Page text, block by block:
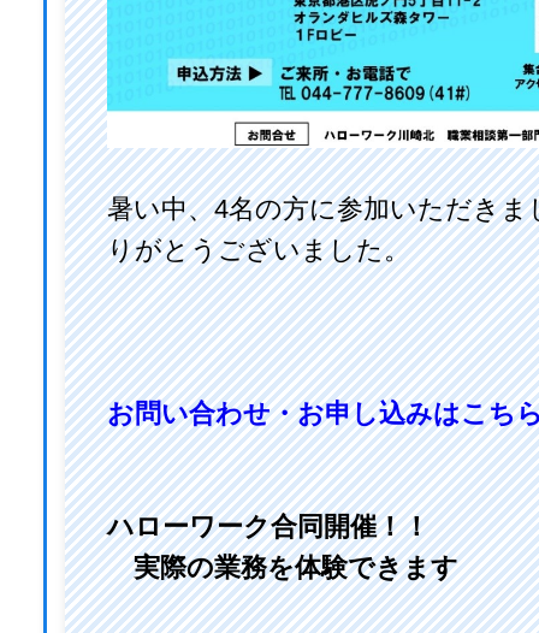
暑い中、4名の方に参加いただきま
りがとうございました。
お問い合わせ・お申し込みはこち
ハローワーク合同開催！！
実際の業務を体験できます